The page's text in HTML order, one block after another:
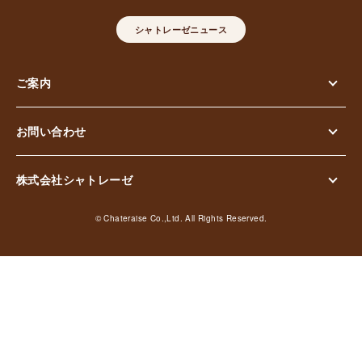
シャトレーゼニュース
ご案内
お問い合わせ
株式会社シャトレーゼ
© Chateraise Co.,Ltd. All Rights Reserved.